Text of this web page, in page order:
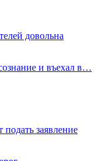
довольна
и въехал в…
заявление